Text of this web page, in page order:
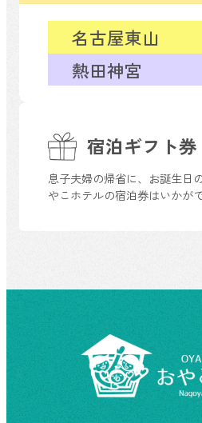
宿泊ギフト券
息子夫婦の帰省に、お誕生日
やこホテルの宿泊券はいかが
熱田神宮
名古屋東山